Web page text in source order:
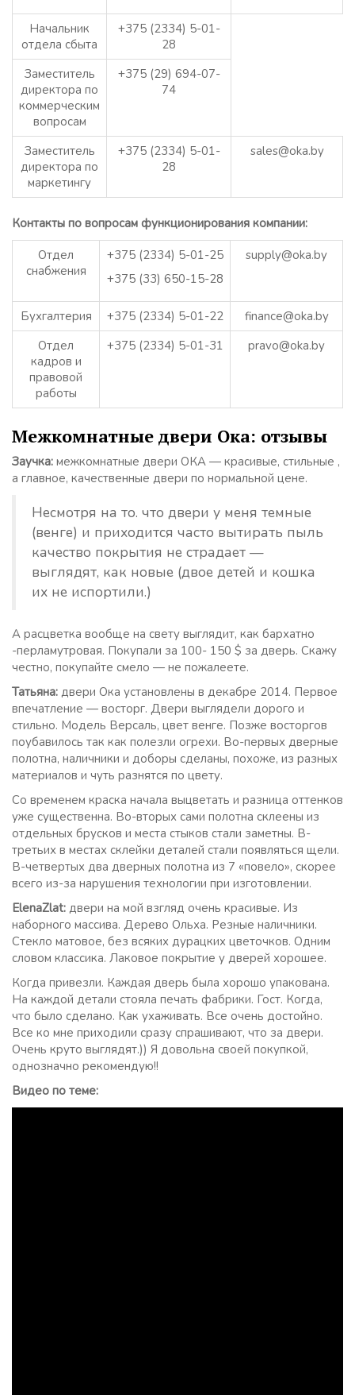
Начальник
отдела сбыта
+375 (2334) 5-01-
28
Заместитель
директора по
коммерческим
вопросам
+375 (29) 694-07-
74
Заместитель
директора по
маркетингу
+375 (2334) 5-01-
28
sales@oka.by
Контакты по вопросам функционирования компании:
Отдел
снабжения
+375 (2334) 5-01-25
+375 (33) 650-15-28
supply@oka.by
Бухгалтерия +375 (2334) 5-01-22
finance@oka.by
Отдел
кадров и
правовой
работы
+375 (2334) 5-01-31 pravo@oka.by
Межкомнатные двери Ока: отзывы
Заучка: межкомнатные двери ОКА — красивые, стильные ,
а главное, качественные двери по нормальной цене.
Несмотря на то. что двери у меня темные
(венге) и приходится часто вытирать пыль
качество покрытия не страдает —
выглядят, как новые (двое детей и кошка
их не испортили.)
А расцветка вообще на свету выглядит, как бархатно
-перламутровая. Покупали за 100- 150 $ за дверь. Скажу
честно, покупайте смело — не пожалеете.
Татьяна: двери Ока установлены в декабре 2014. Первое
впечатление — восторг. Двери выглядели дорого и
стильно. Модель Версаль, цвет венге. Позже восторгов
поубавилось так как полезли огрехи. Во-первых дверные
полотна, наличники и доборы сделаны, похоже, из разных
материалов и чуть разнятся по цвету.
Со временем краска начала выцветать и разница оттенков
уже существенна. Во-вторых сами полотна склеены из
отдельных брусков и места стыков стали заметны. В-
третьих в местах склейки деталей стали появляться щели.
В-четвертых два дверных полотна из 7 «повело», скорее
всего из-за нарушения технологии при изготовлении.
ElenaZlat: двери на мой взгляд очень красивые. Из
наборного массива. Дерево Ольха. Резные наличники.
Стекло матовое, без всяких дурацких цветочков. Одним
словом классика. Лаковое покрытие у дверей хорошее.
Когда привезли. Каждая дверь была хорошо упакована.
На каждой детали стояла печать фабрики. Гост. Когда,
что было сделано. Как ухаживать. Все очень достойно.
Все ко мне приходили сразу спрашивают, что за двери.
Очень круто выглядят.)) Я довольна своей покупкой,
однозначно рекомендую!!
Видео по теме: